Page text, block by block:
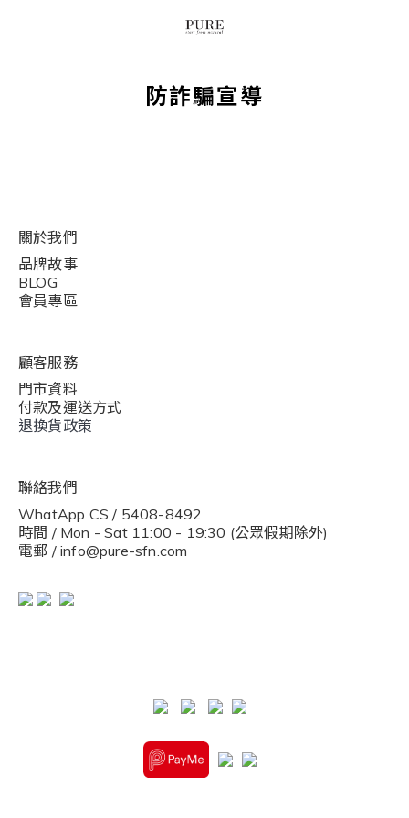
防詐騙宣導
關於我們
品牌故事
BLOG
會員專區
顧客服務
門市資料
付款及運送方式
退換貨政策
聯絡我們
WhatApp CS / 5408-8492
時間 / Mon - Sat 11:00 - 19:30 (公眾假期除外)
電郵 / info@pure-sfn.com